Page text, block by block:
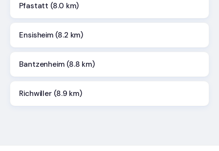
Pfastatt (8.0 km)
Ensisheim (8.2 km)
Bantzenheim (8.8 km)
Richwiller (8.9 km)